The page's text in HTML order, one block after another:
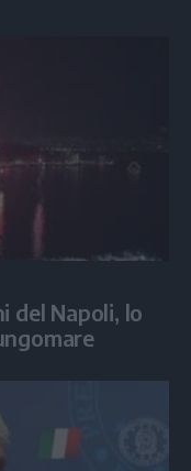
del Napoli, lo